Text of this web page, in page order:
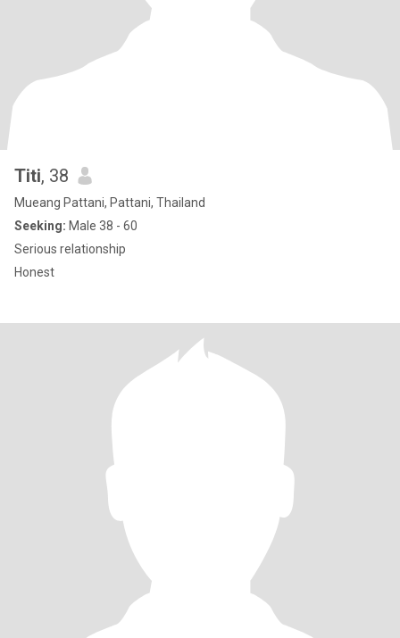
Titi, 38
Mueang Pattani, Pattani, Thailand
Seeking: Male 38 - 60
Serious relationship
Honest